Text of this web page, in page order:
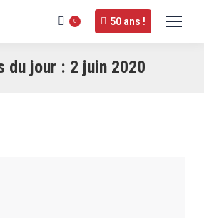
0 50 ans !
du jour : 2 juin 2020